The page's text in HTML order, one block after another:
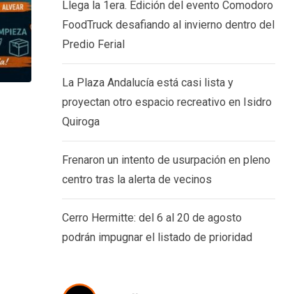
COMODORO , SOCIEDAD
5 AGOSTO, 2026
Llega la 1era. Edición del evento Comodoro
FoodTruck desafiando al invierno dentro del
Predio Ferial
La Plaza Andalucía está casi lista y
proyectan otro espacio recreativo en Isidro
Quiroga
Frenaron un intento de usurpación en pleno
centro tras la alerta de vecinos
Cerro Hermitte: del 6 al 20 de agosto
podrán impugnar el listado de prioridad